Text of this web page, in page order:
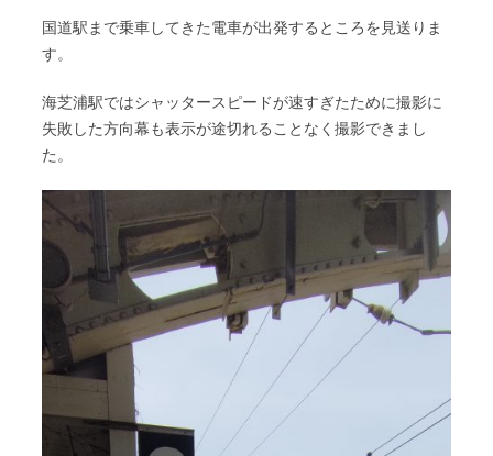
国道駅まで乗車してきた電車が出発するところを見送りま
す。
海芝浦駅ではシャッタースピードが速すぎたために撮影に
失敗した方向幕も表示が途切れることなく撮影できまし
た。